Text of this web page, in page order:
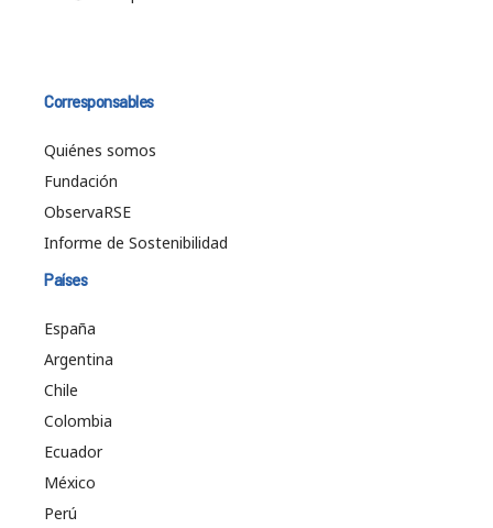
Corresponsables
Quiénes somos
Fundación
ObservaRSE
Informe de Sostenibilidad
Países
España
Argentina
Chile
Colombia
Ecuador
México
Perú